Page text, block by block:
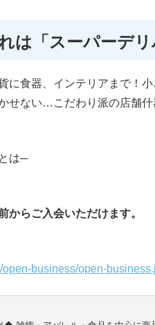
は「スーパーデリ
に食器、インテリアまで！
せない…こだわり派の店舗
は─
からご入会いただけます。
business/open-